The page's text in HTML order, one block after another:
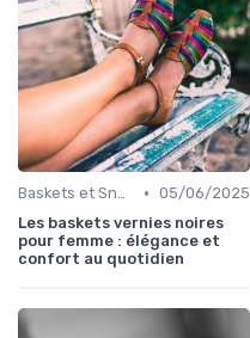
Baskets et Sneakers • 05/06/2025
Les baskets vernies noires
pour femme : élégance et
confort au quotidien